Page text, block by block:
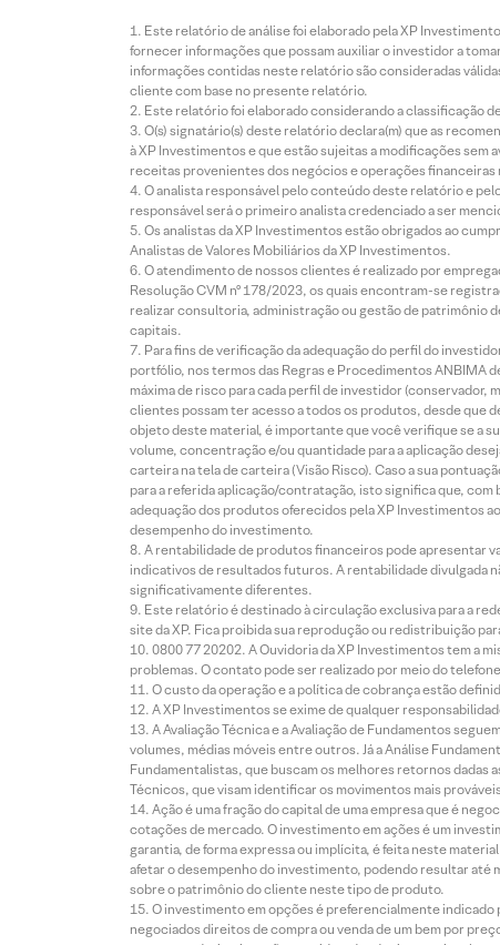
Este relatório de análise foi elaborado pela XP
fornecer informações que possam auxiliar o investidor a
informações contidas neste relatório são consideradas
cliente com base no presente relatório.
Este relatório foi elaborado considerando a classificação
O(s) signatário(s) deste relatório declara(m) que as
à XP Investimentos e que estão sujeitas a modificações
receitas provenientes dos negócios e operações financeiras
O analista responsável pelo conteúdo deste relatório e
responsável será o primeiro analista credenciado a ser
Os analistas da XP Investimentos estão obrigados ao
Analistas de Valores Mobiliários da XP Investimentos.
O atendimento de nossos clientes é realizado por
Resolução CVM nº 178/2023, os quais encontram-se
realizar consultoria, administração ou gestão de patrimônio
capitais.
Para fins de verificação da adequação do perfil do
portfólio, nos termos das Regras e Procedimentos ANBIMA
máxima de risco para cada perfil de investidor (conservador,
clientes possam ter acesso a todos os produtos, desde que
objeto deste material, é importante que você verifique se a
volume, concentração e/ou quantidade para a aplicação
carteira na tela de carteira (Visão Risco). Caso a sua
para a referida aplicação/contratação, isto significa que, com
adequação dos produtos oferecidos pela XP Investimentos
desempenho do investimento.
A rentabilidade de produtos financeiros pode apresentar
indicativos de resultados futuros. A rentabilidade divulgada
significativamente diferentes.
Este relatório é destinado à circulação exclusiva para a
site da XP. Fica proibida sua reprodução ou redistribuição
0800 77 20202. A Ouvidoria da XP Investimentos tem a
problemas. O contato pode ser realizado por meio do
O custo da operação e a política de cobrança estão
A XP Investimentos se exime de qualquer
A Avaliação Técnica e a Avaliação de Fundamentos
volumes, médias móveis entre outros. Já a Análise
Fundamentalistas, que buscam os melhores retornos dadas
Técnicos, que visam identificar os movimentos mais
Ação é uma fração do capital de uma empresa que é
cotações de mercado. O investimento em ações é um
garantia, de forma expressa ou implícita, é feita neste
afetar o desempenho do investimento, podendo resultar até
sobre o patrimônio do cliente neste tipo de produto.
O investimento em opções é preferencialmente
negociados direitos de compra ou venda de um bem por